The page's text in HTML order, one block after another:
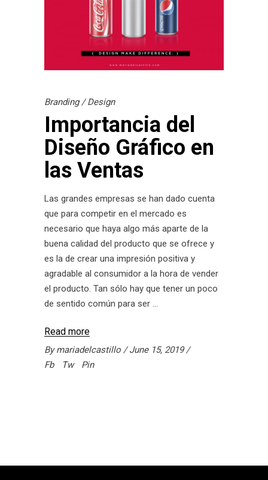
Branding/Design
Importancia del
Diseño Gráfico en
las Ventas
Las grandes empresas se han dado cuenta
que para competir en el mercado es
necesario que haya algo más aparte de la
buena calidad del producto que se ofrece y
es la de crear una impresión positiva y
agradable al consumidor a la hora de vender
el producto. Tan sólo hay que tener un poco
de sentido común para ser
Read more
Bymariadelcastillo
June 15, 2019
Fb
Tw Pin